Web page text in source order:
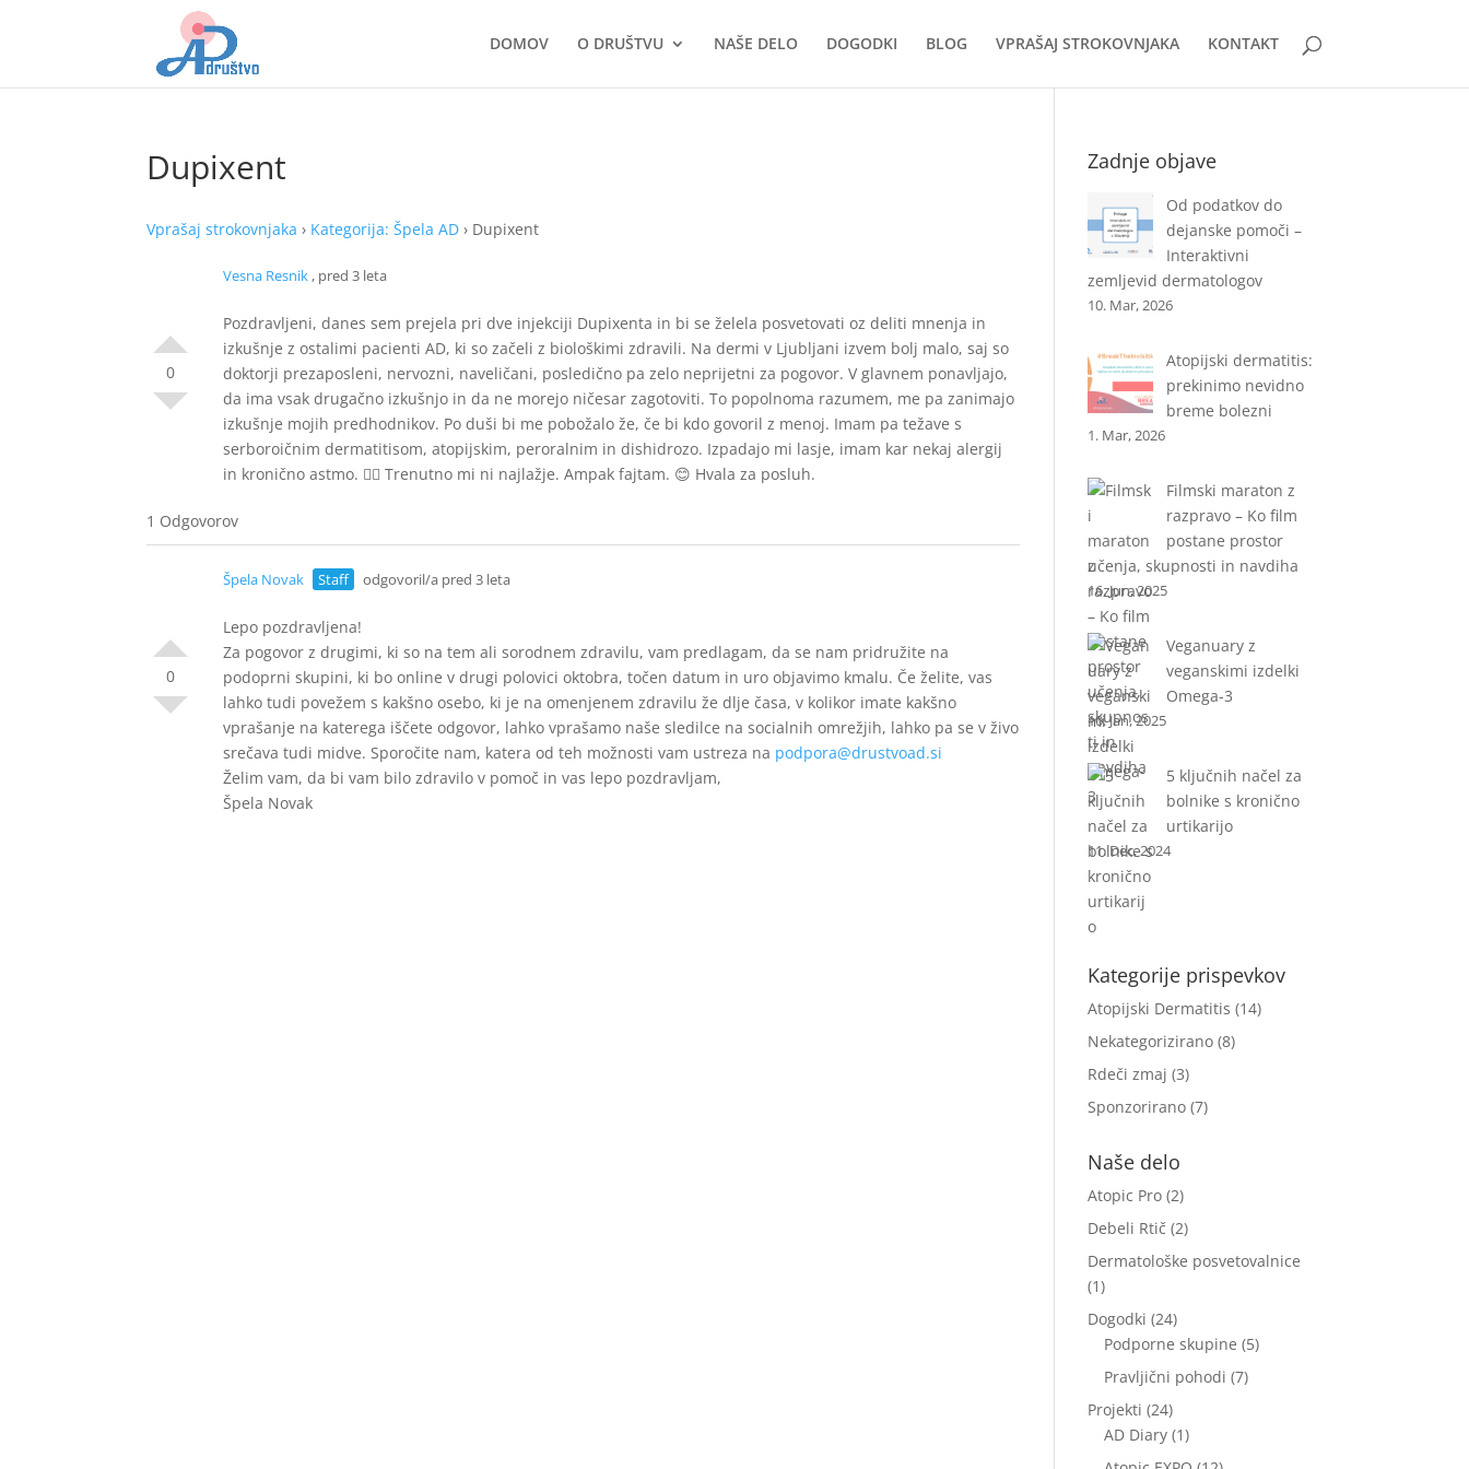
DOMOV O DRUŠTVU NAŠE DELO DOGODKI BLOG VPRAŠAJ STROKOVNJAKA KONTAKT
Dupixent
Vprašaj strokovnjaka › Kategorija: Špela AD › Dupixent
0
Vesna Resnik , pred 3 leta
Pozdravljeni, danes sem prejela pri dve injekciji Dupixenta in bi se želela posvetovati oz deliti mnenja in
izkušnje z ostalimi pacienti AD, ki so začeli z biološkimi zdravili. Na dermi v Ljubljani izvem bolj malo, saj so
doktorji prezaposleni, nervozni, naveličani, posledično pa zelo neprijetni za pogovor. V glavnem ponavljajo,
da ima vsak drugačno izkušnjo in da ne morejo ničesar zagotoviti. To popolnoma razumem, me pa zanimajo
izkušnje mojih predhodnikov. Po duši bi me pobožalo že, če bi kdo govoril z menoj. Imam pa težave s
serboroičnim dermatitisom, atopijskim, peroralnim in dishidrozo. Izpadajo mi lasje, imam kar nekaj alergij
in kronično astmo. ❤️‍🔥 Trenutno mi ni najlažje. Ampak fajtam. 😊 Hvala za posluh.
1 Odgovorov
0
Špela Novak Staff odgovoril/a pred 3 leta
Lepo pozdravljena!
Za pogovor z drugimi, ki so na tem ali sorodnem zdravilu, vam predlagam, da se nam pridružite na
podoprni skupini, ki bo online v drugi polovici oktobra, točen datum in uro objavimo kmalu. Če želite, vas
lahko tudi povežem s kakšno osebo, ki je na omenjenem zdravilu že dlje časa, v kolikor imate kakšno
vprašanje na katerega iščete odgovor, lahko vprašamo naše sledilce na socialnih omrežjih, lahko pa se v živo
srečava tudi midve. Sporočite nam, katera od teh možnosti vam ustreza na podpora@drustvoad.si
Želim vam, da bi vam bilo zdravilo v pomoč in vas lepo pozdravljam,
Špela Novak
Zadnje objave
Od podatkov do
dejanske pomoči –
Interaktivni
zemljevid dermatologov
10. Mar, 2026
Atopijski dermatitis:
prekinimo nevidno
breme bolezni
1. Mar, 2026
Filmski maraton z
razpravo – Ko film
postane prostor
učenja, skupnosti in navdiha
16. Jun, 2025
Veganuary z
veganskimi izdelki
Omega-3
10. Jan, 2025
5 ključnih načel za
bolnike s kronično
urtikarijo
11. Dec, 2024
Kategorije prispevkov
Atopijski Dermatitis (14)
Nekategorizirano(8)
Rdeči zmaj (3)
Sponzorirano(7)
Naše delo
Atopic Pro(2)
Debeli Rtič (2)
Dermatološke posvetovalnice
(1)
Dogodki (24)
Podporne skupine (5)
Pravljični pohodi (7)
Projekti (24)
AD Diary(1)